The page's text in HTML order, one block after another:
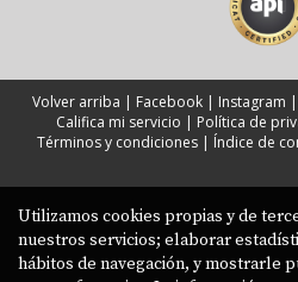
Volver arriba | Facebook | Instagram |
Califica mi servicio | Política de
Términos y condiciones| Índice de
Utilizamos cookies propias y de
nuestros servicios; elaborar
hábitos de navegación, y mostrarle